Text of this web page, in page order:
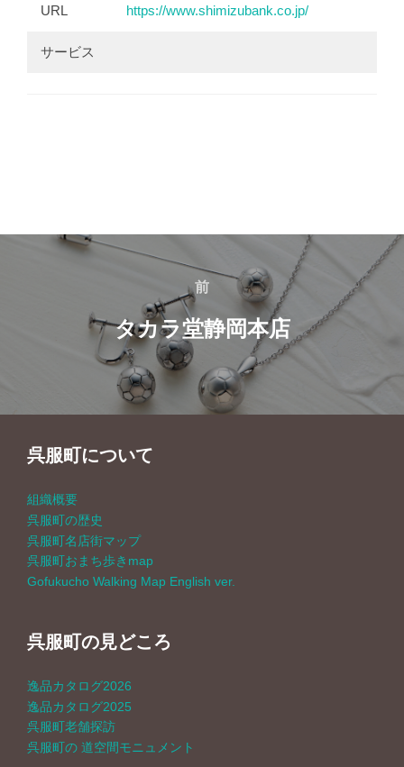
URL https://www.shimizubank.co.jp/
サービス
前
前
タカラ堂静岡本店
呉服町について
組織概要
呉服町の歴史
呉服町名店街マップ
呉服町おまち歩きmap
Gofukucho Walking Map English ver.
呉服町の見どころ
逸品カタログ2026
逸品カタログ2025
呉服町老舗探訪
呉服町の 道空間モニュメント